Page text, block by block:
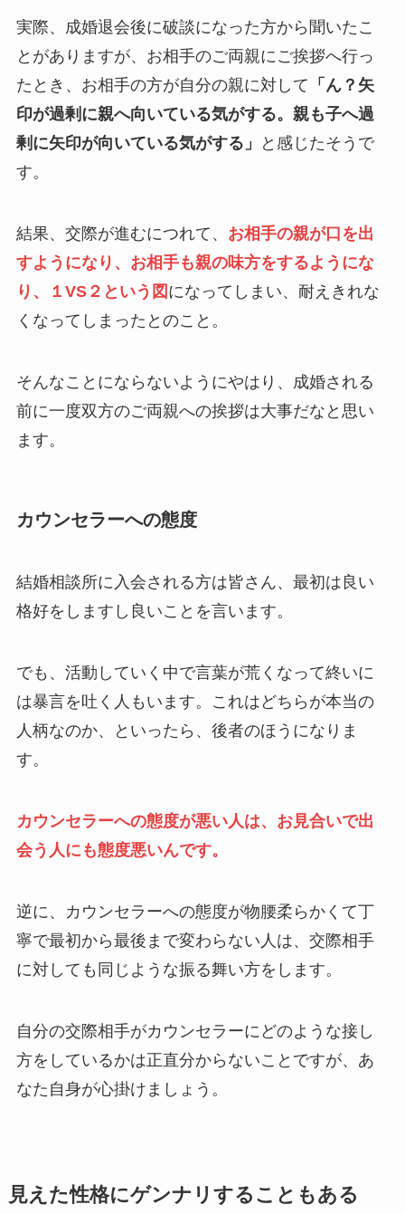
実際、成婚退会後に破談になった方から聞いたこ
とがありますが、お相手のご両親にご挨拶へ行っ
たとき、お相手の方が自分の親に対して 「ん？矢
印が過剰に親へ向いている気がする。親も子へ過
剰に矢印が向いている気がする」
と感じたそうで
す。
結果、交際が進むにつれて、 お相手の親が口を出
すようになり、お相手も親の味方をするようにな
り、１VS２という図 になってしまい、耐えきれな
くなってしまったとのこと。
そんなことにならないようにやはり、成婚される
前に一度双方のご両親への挨拶は大事だなと思い
ます。
カウンセラーへの態度
結婚相談所に入会される方は皆さん、最初は良い
格好をしますし良いことを言います。
でも、活動していく中で言葉が荒くなって終いに
は暴言を吐く人もいます。これはどちらが本当の
人柄なのか、といったら、後者のほうになりま
す。
カウンセラーへの態度が悪い人は、お見合いで出
会う人にも態度悪いんです。
逆に、カウンセラーへの態度が物腰柔らかくて丁
寧で最初から最後まで変わらない人は、交際相手
に対しても同じような振る舞い方をします。
自分の交際相手がカウンセラーにどのような接し
方をしているかは正直分からないことですが、あ
なた自身が心掛けましょう。
見えた性格にゲンナリすることもある